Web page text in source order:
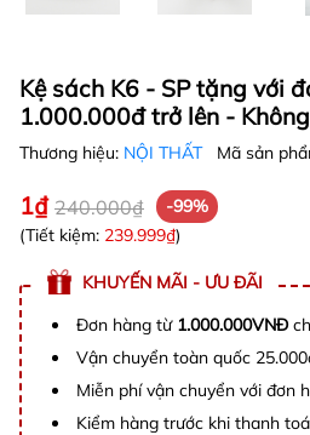
Kệ sách K6 - SP tặng với
1.000.000đ trở lên -
Thương hiệu: NỘI THẤT Mã sản
1₫ 240.000₫
-99%
(Tiết kiệm: 239.999₫)
KHUYẾN MÃI - ƯU ĐÃI
Đơn hàng từ 1.000.000VNĐ
Vận chuyển toàn quốc
Miễn phí vận chuyển với đơn
Kiểm hàng trước khi thanh